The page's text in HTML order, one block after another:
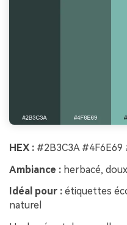
HEX : #2B3C3A #4F6E69
Ambiance : herbacé,
Idéal pour : étiquettes
naturel